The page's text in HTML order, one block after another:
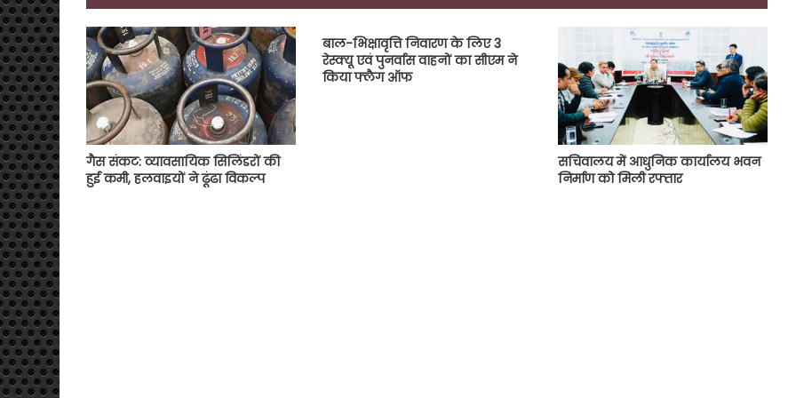
गैस संकट: व्यावसायिक सिलिंडरों की
हुई कमी, हलवाइयों ने ढूंढा विकल्प
बाल-भिक्षावृत्ति निवारण के लिए 3
रेस्क्यू एवं पुनर्वास वाहनों का सीएम ने
किया फ्लैग ऑफ
सचिवालय में आधुनिक कार्यालय भवन
निर्माण को मिली रफ्तार